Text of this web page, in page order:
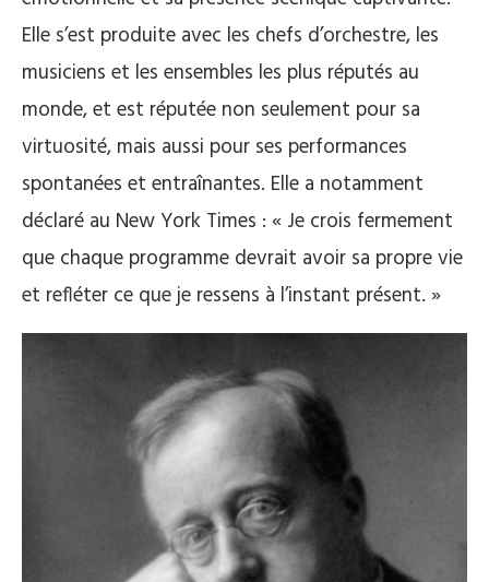
Elle s’est produite avec les chefs d’orchestre, les
musiciens et les ensembles les plus réputés au
monde, et est réputée non seulement pour sa
virtuosité, mais aussi pour ses performances
spontanées et entraînantes. Elle a notamment
déclaré au New York Times : « Je crois fermement
que chaque programme devrait avoir sa propre vie
et refléter ce que je ressens à l’instant présent. »